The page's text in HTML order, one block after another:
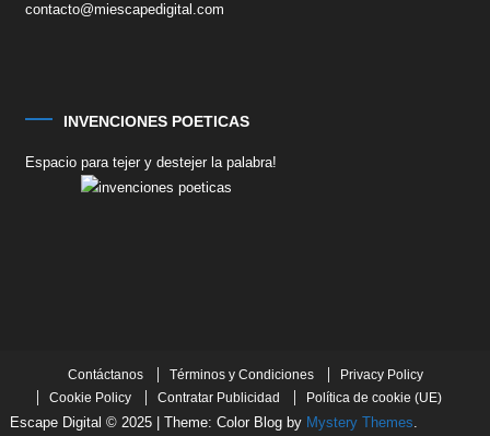
contacto@miescapedigital.com
INVENCIONES POETICAS
Espacio para tejer y destejer la palabra!
Contáctanos Términos y Condiciones
Privacy Policy
Cookie Policy
Contratar Publicidad Política de cookie (UE)
Escape Digital © 2025 Theme: Color Blog by Mystery Themes